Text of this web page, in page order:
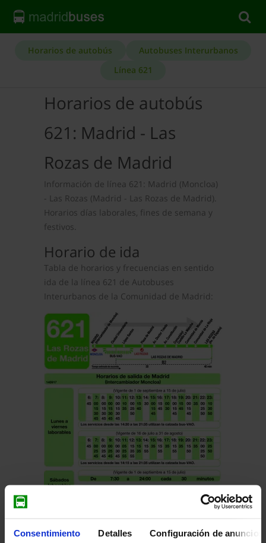
Consentimiento Detalles Configuración de anuncios
Horarios de autobús
Autobuses Interurbanos
Línea 621
Horarios de autobús
621: Madrid - Las
Rozas de Madrid
Información de línea 621: Madrid (Moncloa)
- Las Rozas (Madrid - Las Rozas de Madrid).
Horarios días laborales, fines de semana y
festivos.
Horario de ida
Tabla de horarios y frecuencias en sentido
ida de la línea 621 de Autobuses
Interurbanos de la Comunidad de Madrid:
de idacompleto.